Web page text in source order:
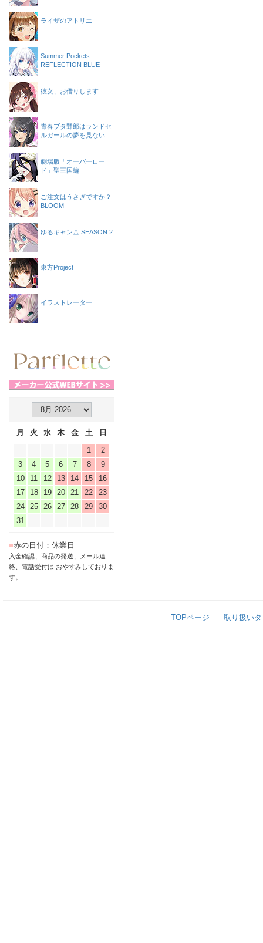
ライザのアトリエ
Summer Pockets
REFLECTION BLUE
彼女、お借りします
青春ブタ野郎はランドセ
ルガールの夢を見ない
劇場版「オーバーロー
ド」聖王国編
ご注文はうさぎですか？
BLOOM
ゆるキャン△ SEASON 2
東方Project
イラストレーター
月 火 水 木 金 土
日
1
2
3
4 5 6 7 8
9
10
11 12 13 14 15
16
17
18 19 20 21 22
23
24
25 26 27 28 29
30
31
■赤の日付：休業日
入金確認、商品の発送、メール連
絡、電話受付は おやすみしておりま
す。
TOPページ 取り扱い